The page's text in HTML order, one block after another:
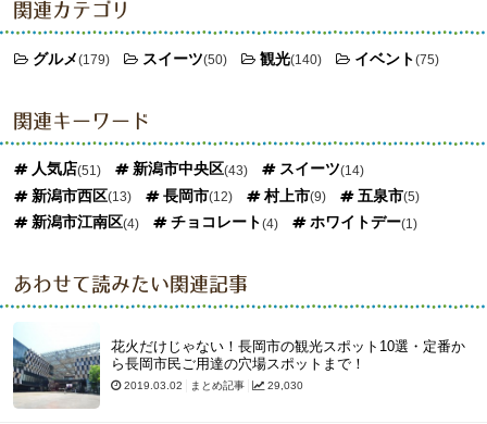
関連カテゴリ
グルメ(179) スイーツ(50) 観光(140) イベント(75)
関連キーワード
人気店(51) 新潟市中央区(43) スイーツ(14)
新潟市西区(13) 長岡市(12) 村上市(9) 五泉市(5)
新潟市江南区(4) チョコレート(4) ホワイトデー(1)
あわせて読みたい関連記事
花火だけじゃない！長岡市の観光スポット10選・定番か
ら長岡市民ご用達の穴場スポットまで！
2019.03.02 まとめ記事 29,030